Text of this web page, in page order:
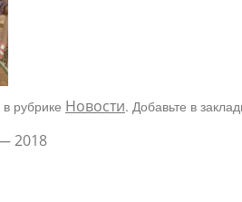
рубрике Новости. Добавьте в
2018